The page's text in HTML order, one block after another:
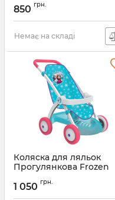
850 грн.
Немає на складі
Коляска для ляльок
Прогулянкова Frozen
1 050 грн.